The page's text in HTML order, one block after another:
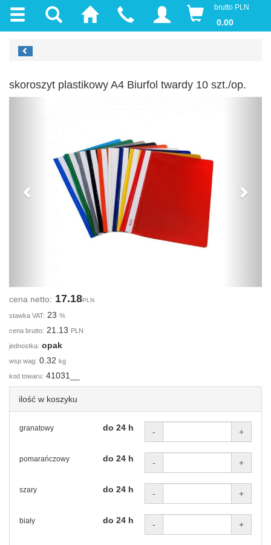
brutto PLN
0.00
skoroszyt plastikowy A4 Biurfol twardy 10 szt./op.
cena netto: 17.18PLN
stawka VAT: 23 %
cena brutto: 21.13 PLN
jednostka: opak
wsp wag: 0.32 kg
kod towaru: 41031__
ilość w koszyku
granatowy do 24 h - +
pomarańczowy do 24 h - +
szary do 24 h - +
biały do 24 h - +